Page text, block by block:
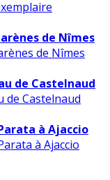
de Nîmes
de Castelnaud
à Ajaccio